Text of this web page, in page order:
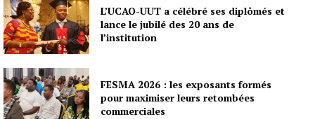
L’UCAO-UUT a célébré ses diplômés et
lance le jubilé des 20 ans de
l’institution
FESMA 2026 : les exposants formés
pour maximiser leurs retombées
commerciales